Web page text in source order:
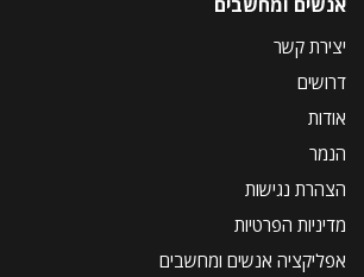
יצירת קשר
דרושים
אודות
הנמר
הצהרת נגישות
מדיניות הפרטיות
אפליקציה אנשים ומחשבים